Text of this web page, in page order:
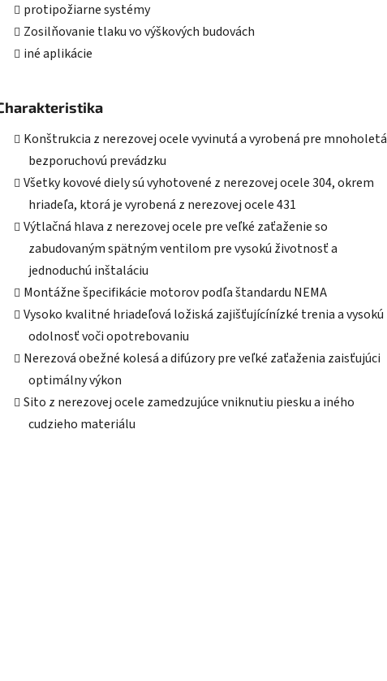
protipožiarne systémy
Zosilňovanie tlaku vo výškových budovách
iné aplikácie
Konštrukcia z nerezovej ocele vyvinutá a vyrobená pre mnoholetá
bezporuchovú prevádzku
Všetky kovové diely sú vyhotovené z nerezovej ocele 304, okrem
hriadeľa, ktorá je vyrobená z nerezovej ocele 431
Výtlačná hlava z nerezovej ocele pre veľké zaťaženie so
zabudovaným spätným ventilom pre vysokú životnosť a
jednoduchú inštaláciu
Montážne špecifikácie motorov podľa štandardu NEMA
Vysoko kvalitné hriadeľová ložiská zajišťujícínízké trenia a vysokú
odolnosť voči opotrebovaniu
Nerezová obežné kolesá a difúzory pre veľké zaťaženia zaisťujúci
optimálny výkon
Sito z nerezovej ocele zamedzujúce vniknutiu piesku a iného
cudzieho materiálu